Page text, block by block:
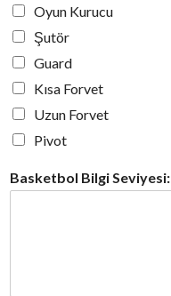
Oyun Kurucu
Şutör
Guard
Kısa Forvet
Uzun Forvet
Pivot
Basketbol Bilgi Seviyesi: